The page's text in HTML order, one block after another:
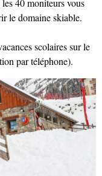
40 moniteurs vous
le domaine skiable.
scolaires sur le
par téléphone).